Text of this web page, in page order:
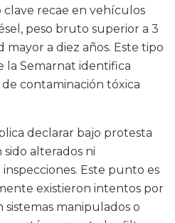
recae en vehículos
peso bruto superior a 3
a diez años. Este tipo
la Semarnat identifica
contaminación tóxica
declarar bajo protesta
alterados ni
Este punto es
existieron intentos por
manipulados o